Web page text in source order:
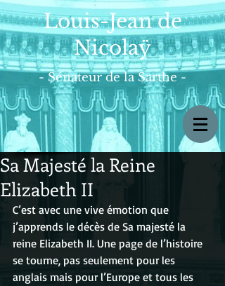
Louis-Jean de
Nicolaÿ
- Sénateur de la Sarthe -
Sa Majesté la Reine
Elizabeth II
C’est avec une vive émotion que
j’apprends le décès de Sa majesté la
reine Elizabeth II. Une page de l’histoire
se tourne, pas seulement pour les
anglais mais pour l’Europe et tous les